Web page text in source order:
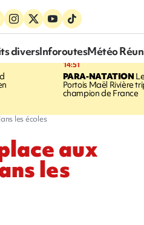
diversInforoutesMétéo
14:51
PARA-NATATION
Portois Maël Rivière
champion de France
les écoles
aux
les